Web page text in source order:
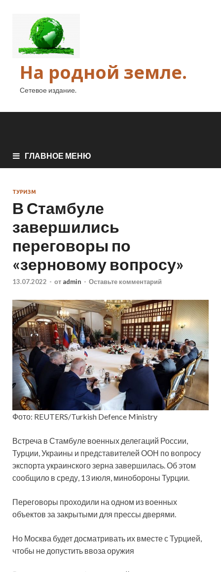
На родной земле.
Сетевое издание.
ГЛАВНОЕ МЕНЮ
ТУРИЗМ
В Стамбуле
завершились
переговоры по
«зерновому вопросу»
13.07.2022 - от admin - Оставьте комментарий
Фото: REUTERS/Turkish Defence Ministry
Встреча в Стамбуле военных делегаций России,
Турции, Украины и представителей ООН по вопросу
экспорта украинского зерна завершилась. Об этом
сообщило в среду, 13 июля, минобороны Турции.
Переговоры проходили на одном из военных
объектов за закрытыми для прессы дверями.
Но Москва будет досматривать их вместе с Турцией,
чтобы не допустить ввоза оружия